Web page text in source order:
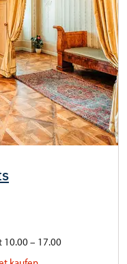
– 17.00